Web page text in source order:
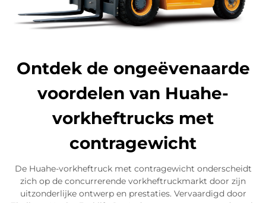
Ontdek de ongeëvenaarde
voordelen van Huahe-
vorkheftrucks met
contragewicht
De Huahe-vorkheftruck met contragewicht onderscheidt
zich op de concurrerende vorkheftruckmarkt door zijn
uitzonderlijke ontwerp en prestaties. Vervaardigd door